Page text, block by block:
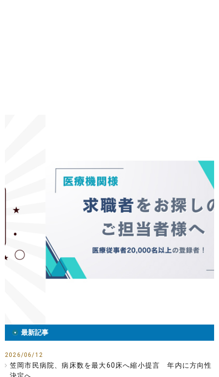
最新記事
2026/06/12
笠岡市民病院、病床数を最大60床へ縮小提言 年内に方向性